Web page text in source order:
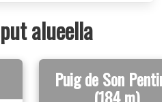
alueella
Puig de Son